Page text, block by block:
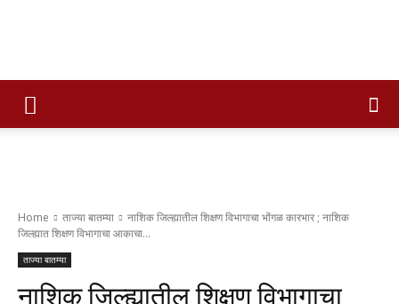
Times
Home ताज्या बातम्या
नाशिक जिल्ह्यातील शिक्षण विभागाचा भोंगळ कारभार ; नाशिक
जिल्ह्यात शिक्षण विभागाचा आकाचा...
ताज्या बातम्या
नाशिक जिल्ह्यातील शिक्षण विभागाचा